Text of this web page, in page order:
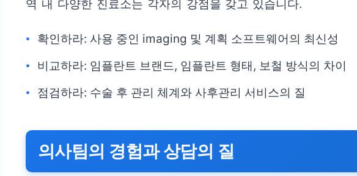
역 내 다양한 진료소는 각자의 강점을 갖고 있습니다.
확인하라: 사용 중인 imaging 및 계획 소프트웨어의 최신성
비교하라: 임플란트 브랜드, 임플란트 형태, 보철 방식의 차이
점검하라: 수술 후 관리 체계와 사후관리 서비스의 질
의사팀의 경험과 상담의 질